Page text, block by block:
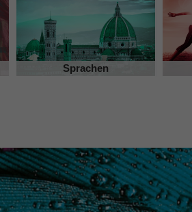
Sprachen